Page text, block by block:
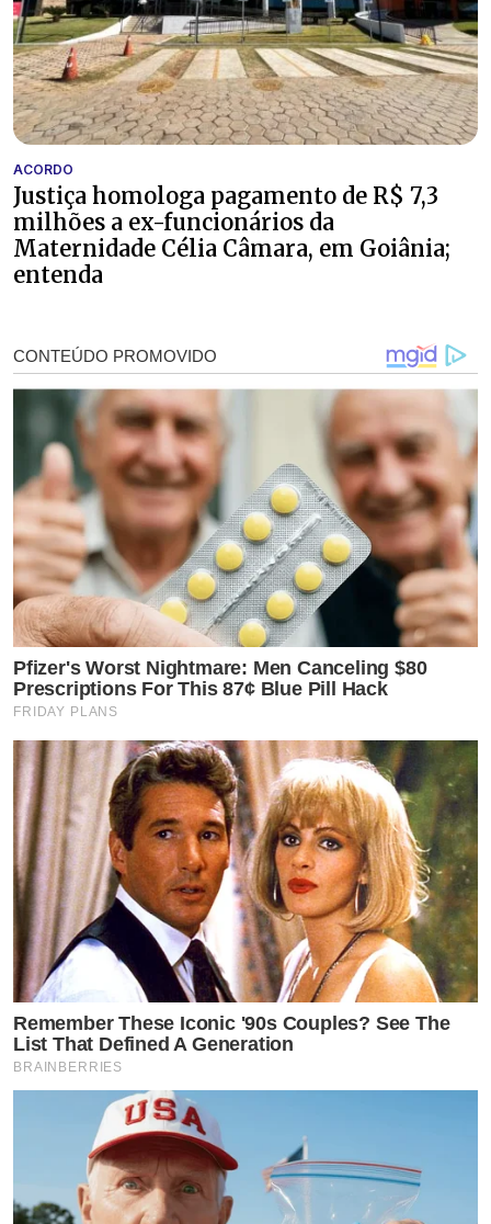
ACORDO
Justiça homologa pagamento de R$ 7,3
milhões a ex-funcionários da
Maternidade Célia Câmara, em Goiânia;
entenda